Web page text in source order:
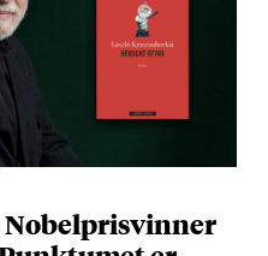
Nobelprisvinner